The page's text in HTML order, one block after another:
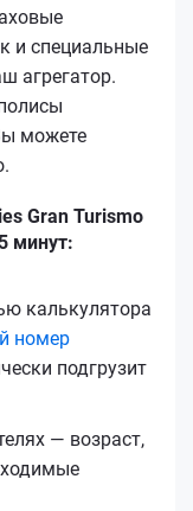
и специальные
агрегатор.
можете
Gran Turismo
минут:
калькулятора
номер
подгрузит
— возраст,